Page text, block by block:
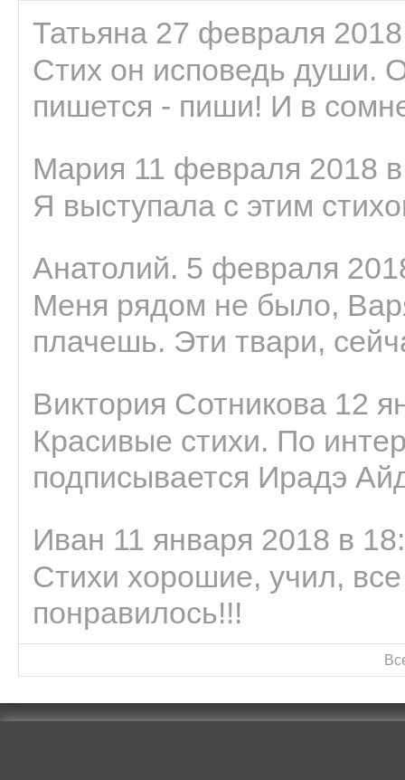
Татьяна 27 февраля
Стих он исповедь души.
пишется - пиши! И в
Мария 11 февраля 2018
Я выступала с этим
Анатолий. 5 февраля
Меня рядом не было,
плачешь. Эти твари,
Виктория Сотникова 12
Красивые стихи. По
подписывается Ирадэ
Иван 11 января 2018 в
Стихи хорошие, учил,
понравилось!!!